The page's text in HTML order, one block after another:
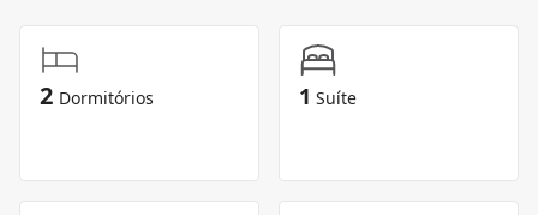
2 Dormitórios 1 Suíte